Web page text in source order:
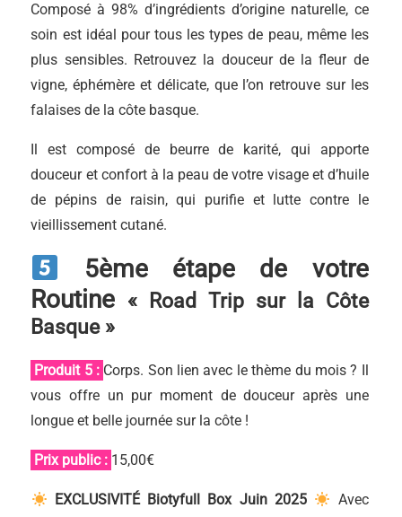
Composé à 98% d’ingrédients d’origine naturelle, ce
soin est idéal pour tous les types de peau, même les
plus sensibles. Retrouvez la douceur de la fleur de
vigne, éphémère et délicate, que l’on retrouve sur les
falaises de la côte basque.
Il est composé de beurre de karité, qui apporte
douceur et confort à la peau de votre visage et d’huile
de pépins de raisin, qui purifie et lutte contre le
vieillissement cutané.
5ème étape de votre
Routine « Road Trip sur la Côte
Basque »
Produit 5 : Corps. Son lien avec le thème du mois ? Il
vous offre un pur moment de douceur après une
longue et belle journée sur la côte !
Prix public : 15,00€
EXCLUSIVITÉ Biotyfull Box Juin 2025
Avec